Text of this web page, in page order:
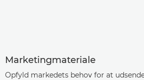
Marketingmateriale
Opfyld markedets behov for at